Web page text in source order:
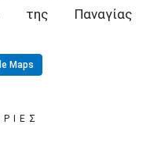
της Παναγίας
Maps